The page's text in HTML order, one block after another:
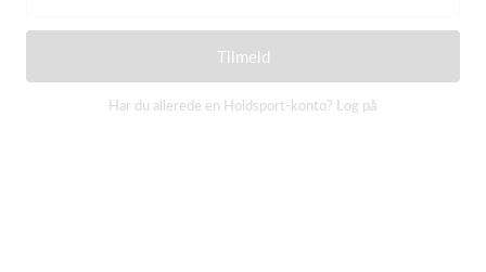
Tilmeld
Har du allerede en Holdsport-konto? Log på